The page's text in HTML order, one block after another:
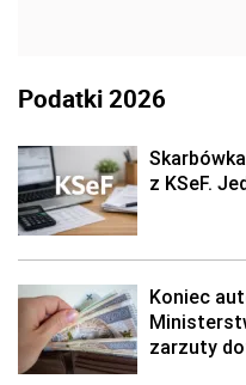
Podatki 2026
z KSeF.
Koniec
zarzuty